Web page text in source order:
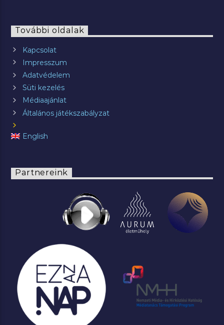
További oldalak
Kapcsolat
Impresszum
Adatvédelem
Süti kezelés
Médiaajánlat
Általános játékszabályzat
English
Partnereink